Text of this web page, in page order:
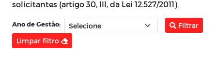
solicitantes (artigo 30, III, da Lei 12.527/2011).
Ano de Gestão:
Filtrar
Limpar filtro